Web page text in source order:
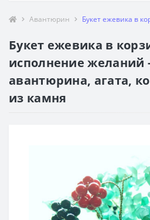
Авантюрин Букет ежевика в
Букет ежевика в
исполнение желаний
авантюрина, агата,
из камня